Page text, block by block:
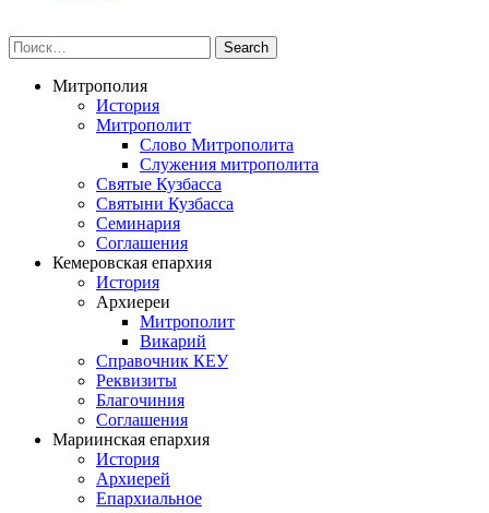
Митрополия
История
Митрополит
Слово Митрополита
Служения митрополита
Святые Кузбасса
Святыни Кузбасса
Семинария
Соглашения
Кемеровская епархия
История
Архиереи
Митрополит
Викарий
Справочник КЕУ
Реквизиты
Благочиния
Соглашения
Мариинская епархия
История
Архиерей
Епархиальное